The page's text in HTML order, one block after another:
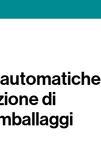
di